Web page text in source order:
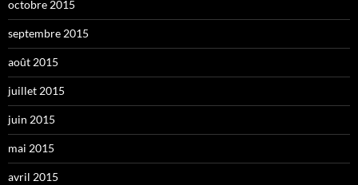
octobre 2015
septembre 2015
août 2015
juillet 2015
juin 2015
mai 2015
avril 2015